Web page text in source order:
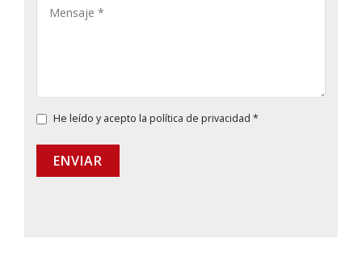
He leído y acepto la política de privacidad *
ENVIAR